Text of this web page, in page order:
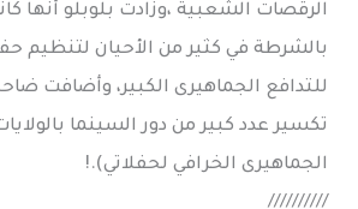
الرقصات الشعبية ،وزادت بلوبلو أنها
بالشرطة في كثير من الأحيان لتنظيم
للتدافع الجماهيرى الكبير، وأضافت
تكسير عدد كبير من دور السينما
الجماهيرى الخرافي لحفلاتي).!
//////////